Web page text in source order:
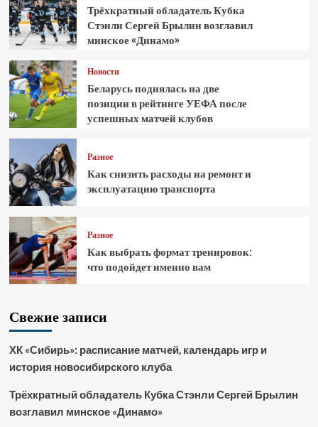
Трёхкратный обладатель Кубка
Стэнли Сергей Брылин возглавил
минское «Динамо»
Новости
Беларусь поднялась на две
позиции в рейтинге УЕФА после
успешных матчей клубов
Разное
Как снизить расходы на ремонт и
эксплуатацию транспорта
Разное
Как выбрать формат тренировок:
что подойдет именно вам
Свежие записи
ХК «Сибирь»: расписание матчей, календарь игр и
история новосибирского клуба
Трёхкратный обладатель Кубка Стэнли Сергей Брылин
возглавил минское «Динамо»